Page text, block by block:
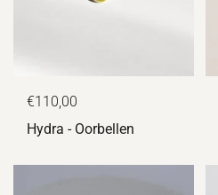
€110,00
Hydra - Oorbellen